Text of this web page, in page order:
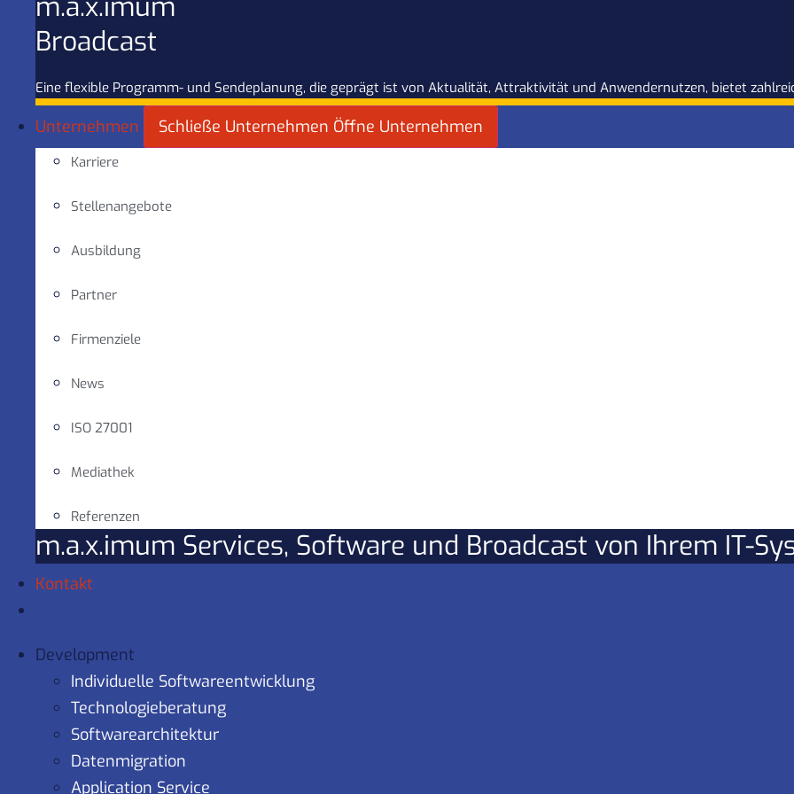
m.a.x.imum
Broadcast
Eine flexible Programm- und Sendeplanung, die geprägt ist von Aktualität, Attraktivität und Anwendernutzen, bietet
Unternehmen Schließe Unternehmen Öffne Unternehmen
Karriere
Stellenangebote
Ausbildung
Partner
Firmenziele
News
ISO 27001
Mediathek
Referenzen
m.a.x.imum Services, Software und Broadcast von Ihrem IT-
Kontakt
Development
Individuelle Softwareentwicklung
Technologieberatung
Softwarearchitektur
Datenmigration
Application Service